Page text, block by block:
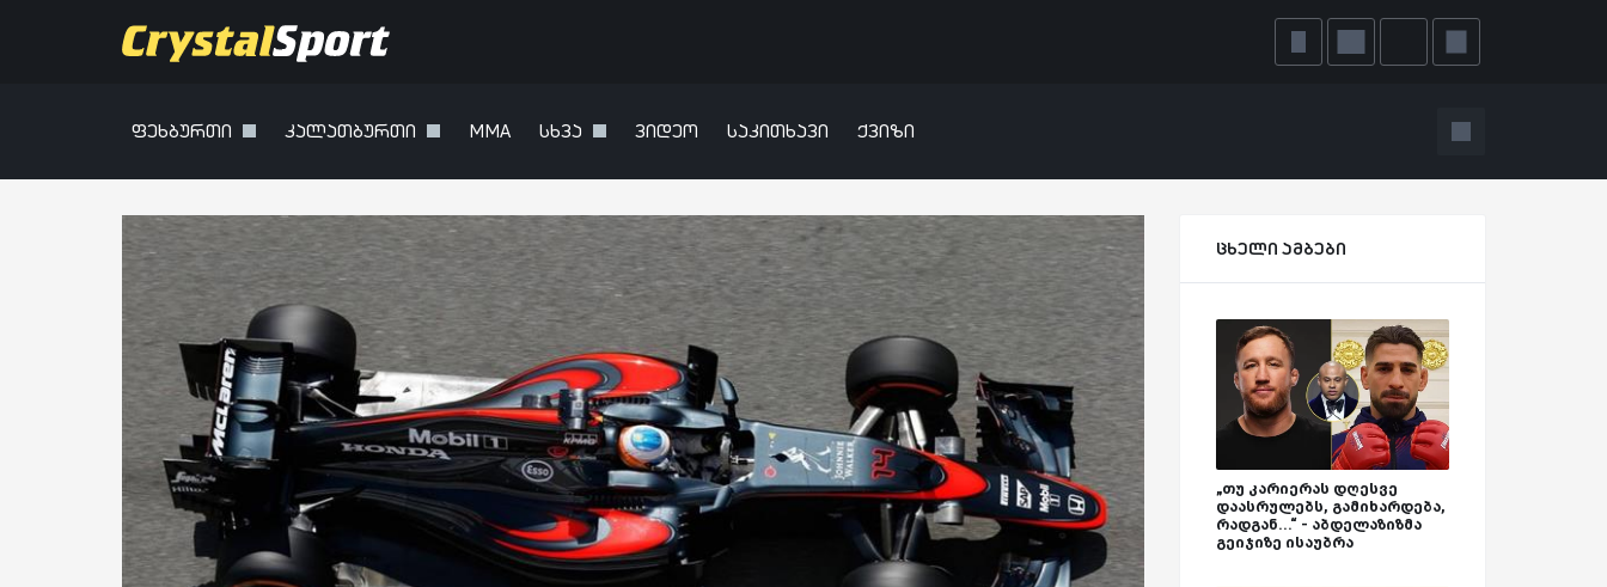
ფეხბურთი კალათბურთი MMA სხვა ვიდეო საკითხავი ქვიზი
ცხელი ამბები
„თუ კარიერას დღესვე
დაასრულებს, გამიხარდება,
რადგან...“ - აბდელაზიზმა
გეიჯიზე ისაუბრა